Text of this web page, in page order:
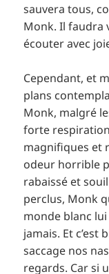
sauvera tous,
Monk. Il faudra
écouter avec
Cependant, et
plans
Monk, malgré
forte
magnifiques et
odeur horrible
rabaissé et
perclus, Monk
monde blanc
jamais. Et
saccage nos
regards. Car si